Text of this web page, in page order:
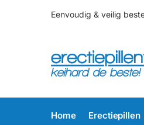
Eenvoudig & veilig
Home Erectiepillen